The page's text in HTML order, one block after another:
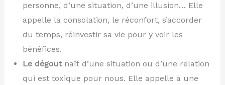
personne, d’une situation, d’une illusion… Elle
appelle la consolation, le réconfort, s’accorder
du temps, réinvestir sa vie pour y voir les
bénéfices.
Le dégoutnaît d’une situation ou d’une relation
qui est toxique pour nous. Elle appelle à une